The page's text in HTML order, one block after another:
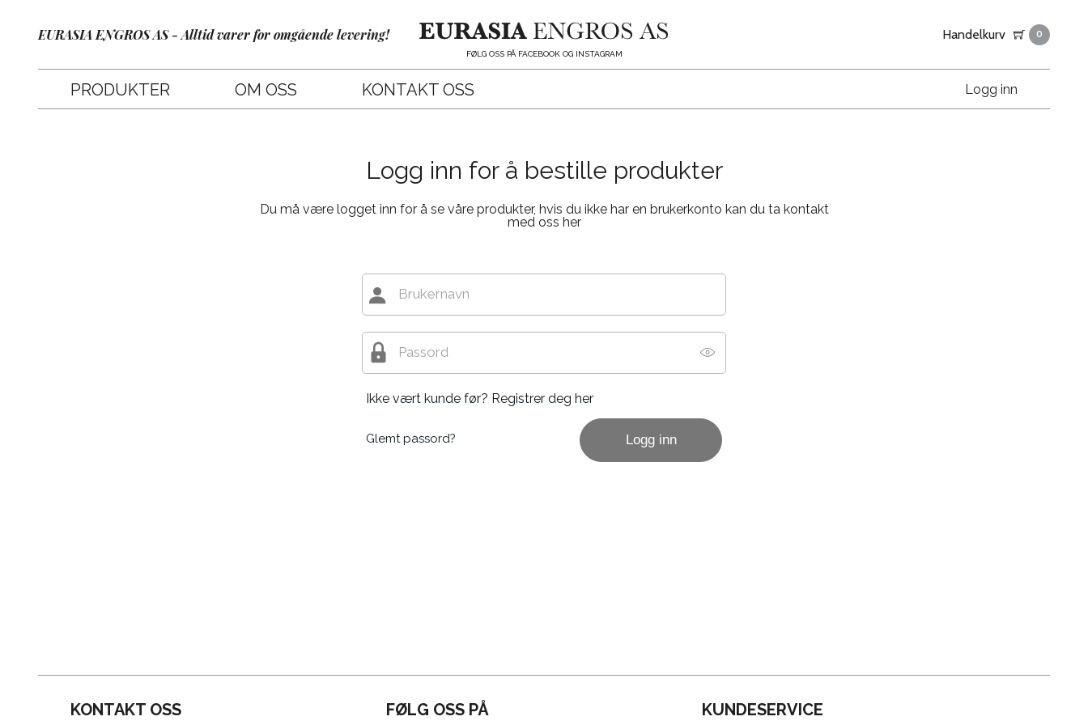
EURASIA ENGROS AS - Alltid varer for omgående levering!
FØLG OSS PÅ FACEBOOK OG INSTAGRAM
PRODUKTER OM OSS KONTAKT OSS Logg inn
Handelkurv 0
Logg inn for å bestille produkter
Du må være logget inn for å se våre produkter, hvis du ikke har en brukerkonto kan du ta kontakt
med oss her
Brukernavn
Passord
Ikke vært kunde før? Registrer deg her
Glemt passord? Logg inn
KONTAKT OSS FØLG OSS PÅ KUNDESERVICE